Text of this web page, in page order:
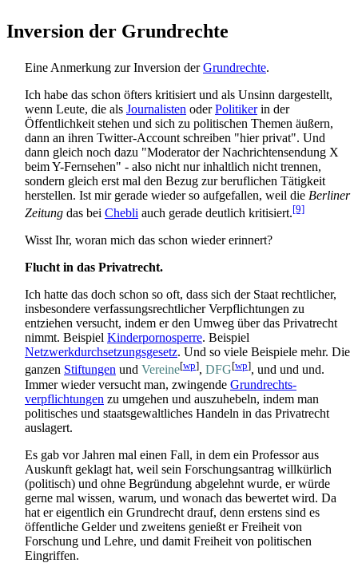
Inversion der Grundrechte
Eine Anmerkung zur Inversion derGrundrechte.
Ich habe das schon öfters kritisiert und als Unsinn dargestellt,
wenn Leute, die als Journalisten oderPolitikerin der
Öffentlichkeit stehen und sich zu politischen Themen äußern,
dann an ihren Twitter-Account schreiben "hier privat". Und
dann gleich noch dazu "Moderator der Nachrichten­sendung X
beim Y-Fernsehen" - also nicht nur inhaltlich nicht trennen,
sondern gleich erst mal den Bezug zur beruflichen Tätigkeit
herstellen. Ist mir gerade wieder so aufgefallen, weil die Berliner
Zeitung das bei Chebli auch gerade deutlich kritisiert.[9]
Wisst Ihr, woran mich das schon wieder erinnert?
Flucht in das Privatrecht.
Ich hatte das doch schon so oft, dass sich der Staat rechtlicher,
insbesondere verfassungs­rechtlicher Verpflichtungen zu
entziehen versucht, indem er den Umweg über das Privatrecht
nimmt. Beispiel Kinderpornosperre. Beispiel
Netzwerkdurchsetzungsgesetz. Und so viele Beispiele mehr. Die
ganzen Stiftungen und Vereine[wp], DFG[wp], und und und.
Immer wieder versucht man, zwingende Grundrechts­
verpflichtungen zu umgehen und auszuhebeln, indem man
politisches und staats­gewalt­liches Handeln in das Privatrecht
auslagert.
Es gab vor Jahren mal einen Fall, in dem ein Professor aus
Auskunft geklagt hat, weil sein Forschungs­antrag willkürlich
(politisch) und ohne Begründung abgelehnt wurde, er würde
gerne mal wissen, warum, und wonach das bewertet wird. Da
hat er eigentlich ein Grundrecht drauf, denn erstens sind es
öffentliche Gelder und zweitens genießt er Freiheit von
Forschung und Lehre, und damit Freiheit von politischen
Eingriffen.